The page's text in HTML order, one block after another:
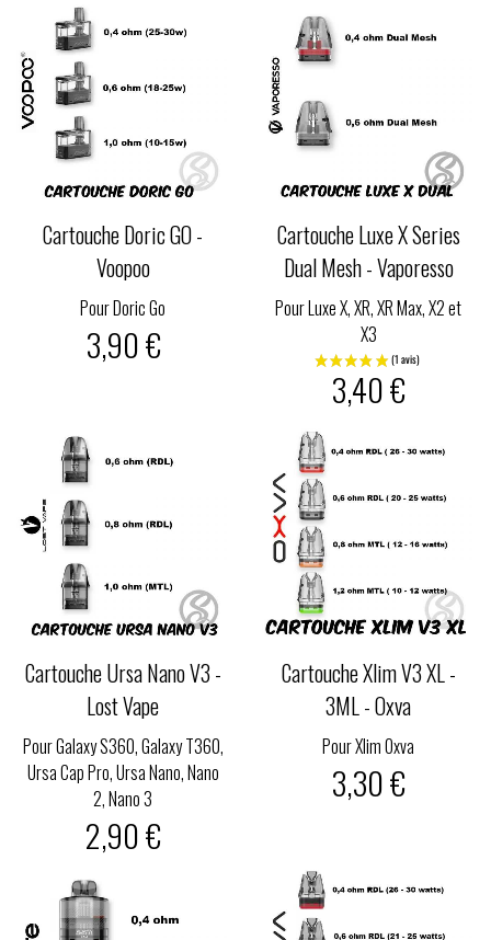
Cartouche Doric GO -
Voopoo
Pour Doric Go
3,90 €
Cartouche Luxe X Series
Dual Mesh - Vaporesso
Pour Luxe X, XR, XR Max, X2 et
X3
3,40 €
Cartouche Ursa Nano V3 -
Lost Vape
Pour Galaxy S360, Galaxy T360,
Ursa Cap Pro, Ursa Nano, Nano
2, Nano 3
2,90 €
Cartouche Xlim V3 XL -
3ML - Oxva
Pour Xlim Oxva
3,30 €